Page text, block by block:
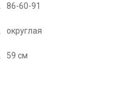
86-60-91
округлая
59 см